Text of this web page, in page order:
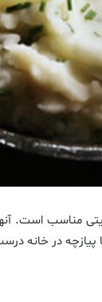
مناسب است.
در خانه